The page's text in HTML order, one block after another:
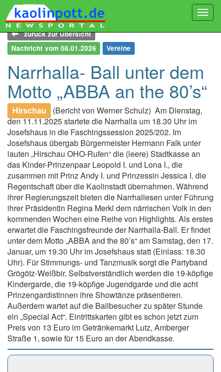
zurück zur Übersicht
Nachricht vom 08.01.2026
Vereine
Narrhalla- Ball unter dem
Motto „ABBA an the 80’s“
Hirschau (Bericht von Werner Schulz)Am Dienstag,
den 11.11.2025 startete die Narrhalla um 18.30 Uhr im
Josefshaus in die Faschingssession 2025/202. Im
Josefshaus übergab Bürgermeister Hermann Falk unter
lauten „Hirschau OHO-Rufen“ die (leere) Stadtkasse an
das Kinder-Prinzenpaar Leopold I. und Lona I., die
zusammen mit Prinz Andy I. und Prinzessin Jessica I. die
Regentschaft über die Kaolinstadt übernahmen. Während
ihrer Regierungszeit bieten die Narrhallesen unter Führung
ihrer Präsidentin Regina Merkl dem närrischen Volk in den
kommenden Wochen eine Reihe von Highlights. Als erstes
erwartet die Faschingsfreunde der Narrhalla-Ball. Er findet
unter dem Motto „ABBA and the 80’s“ am Samstag, den 17.
Januar, um 19.30 Uhr im Josefshaus statt (Einlass: 18.30
Uhr). Für Stimmungs- und Tanzmusik sorgt die Partyband
Grögötz-Weißbir. Selbstverständlich werden die 19-köpfige
Kindergarde, die 19-köpfige Jugendgarde und die acht
Prinzengardistinnen ihre Showtänze präsentieren.
Außerdem wartet auf die Ballbesucher zu später Stunde
ein „Special Act“. Eintrittskarten gibt es schon jetzt zum
Preis von 13 Euro im Getränkemarkt Lutz, Amberger
Straße 1, sowie für 15 Euro an der Abendkasse.